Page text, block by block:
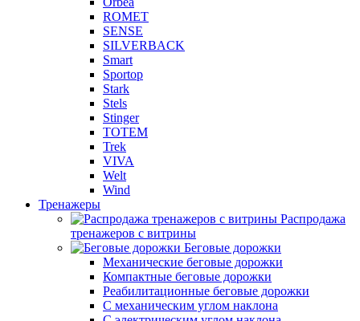
ROMET
SENSE
SILVERBACK
Smart
Sportop
Stark
Stels
Stinger
TOTEM
Trek
VIVA
Welt
Wind
Тренажеры
Распродажа
тренажеров с витрины
Беговые дорожки
Механические беговые дорожки
Компактные беговые дорожки
Реабилитационные беговые дорожки
С механическим углом наклона